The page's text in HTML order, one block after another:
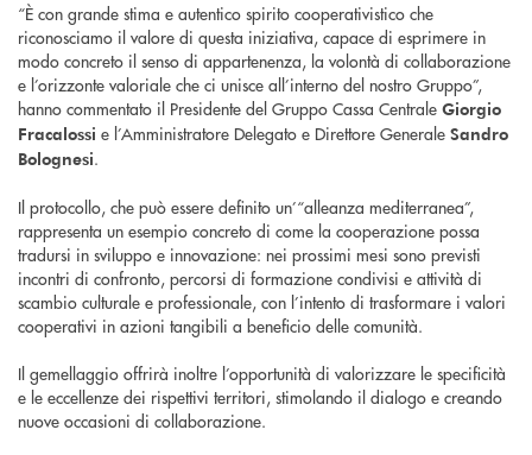
“È con grande stima e autentico spirito cooperativistico che
riconosciamo il valore di questa iniziativa, capace di esprimere in
modo concreto il senso di appartenenza, la volontà di collaborazione
e l’orizzonte valoriale che ci unisce all’interno del nostro Gruppo”,
hanno commentato il Presidente del Gruppo Cassa Centrale Giorgio
Fracalossi e l’Amministratore Delegato e Direttore Generale Sandro
Bolognesi.
Il protocollo, che può essere definito un’“alleanza mediterranea”,
rappresenta un esempio concreto di come la cooperazione possa
tradursi in sviluppo e innovazione: nei prossimi mesi sono previsti
incontri di confronto, percorsi di formazione condivisi e attività di
scambio culturale e professionale, con l’intento di trasformare i valori
cooperativi in azioni tangibili a beneficio delle comunità.
Il gemellaggio offrirà inoltre l’opportunità di valorizzare le specificità
e le eccellenze dei rispettivi territori, stimolando il dialogo e creando
nuove occasioni di collaborazione.